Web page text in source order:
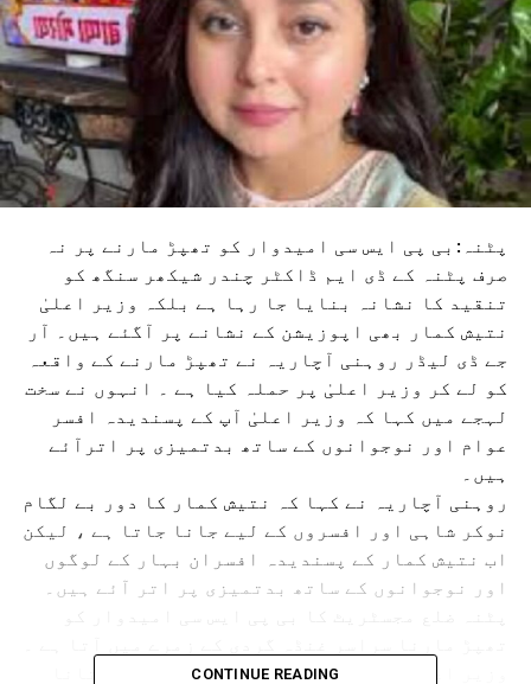
پٹنہ:بی پی ایس سی امیدوار کو تھپڑ مارنے پر نہ
صرف پٹنہ کے ڈی ایم ڈاکٹر چندر شیکھر سنگھ کو
تنقید کا نشانہ بنایا جا رہا ہے بلکہ وزیر اعلیٰ
نتیش کمار بھی اپوزیشن کے نشانے پر آگئے ہیں۔ آر
جے ڈی لیڈر روہنی آچاریہ نے تھپڑ مارنے کے واقعہ
کو لے کر وزیر اعلیٰ پر حملہ کیا ہے ۔ انہوں نے سخت
لہجے میں کہا کہ وزیر اعلیٰ آپ کے پسندیدہ افسر
عوام اور نوجوانوں کے ساتھ بدتمیزی پر اترآئے
ہیں۔
روہنی آچاریہ نے کہا کہ نتیش کمار کا دور بے لگام
نوکر شاہی اور افسروں کے لیے جانا جاتا ہے ، لیکن
اب نتیش کمار کے پسندیدہ افسران بہار کے لوگوں
اور نوجوانوں کے ساتھ بدتمیزی پر اتر آئے ہیں۔
وزیر اعلیٰ ہونے کے ناطے نتیش کمار کو یہ بتانا
CONTINUE READING